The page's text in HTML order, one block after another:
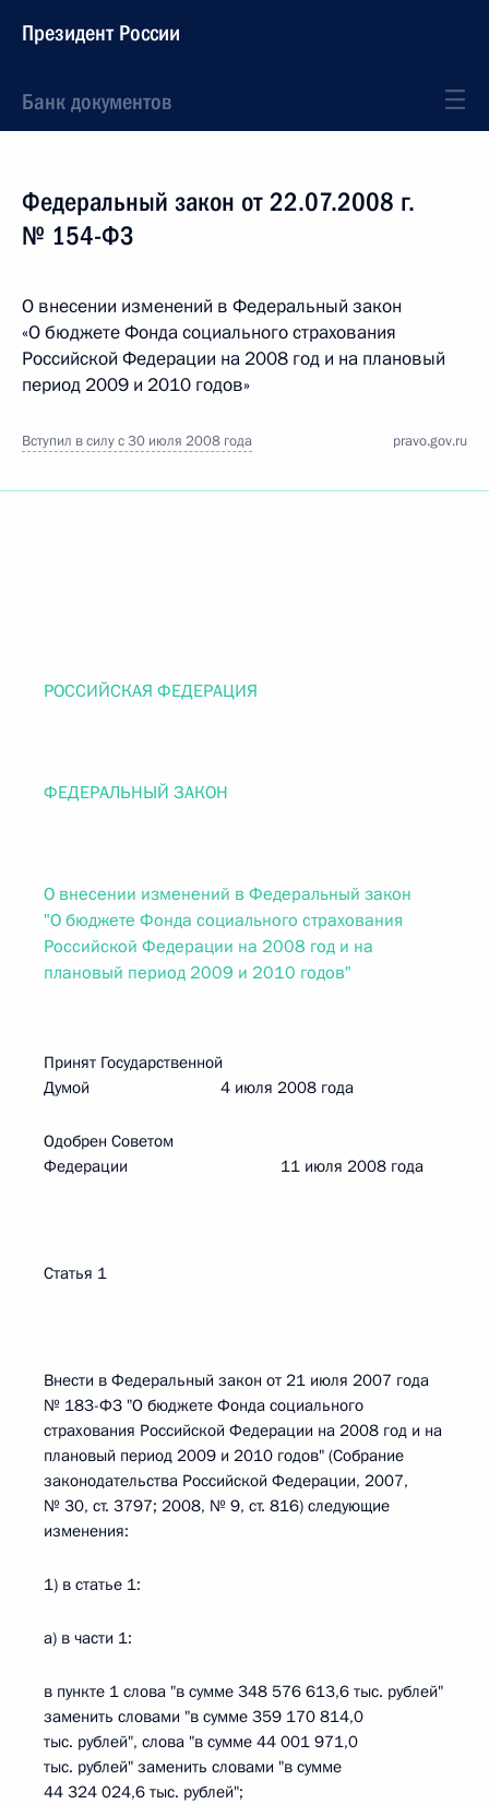
Президент России
Банк документов
Федеральный закон от 22.07.2008 г.
№ 154-ФЗ
О внесении изменений в Федеральный закон
«О бюджете Фонда социального страхования
Российской Федерации на 2008 год и на плановый
период 2009 и 2010 годов»
Вступил в силу с 30 июля 2008 года pravo.gov.ru
РОССИЙСКАЯ ФЕДЕРАЦИЯ
ФЕДЕРАЛЬНЫЙ ЗАКОН
О внесении изменений в Федеральный закон
"О бюджете Фонда социального страхования
Российской Федерации на 2008 год и на
плановый период 2009 и 2010 годов"
Принят Государственной
Думой 4 июля 2008 года
Одобрен Советом
Федерации 11 июля 2008 года
Статья 1
Внести в Федеральный закон от 21 июля 2007 года
№ 183-ФЗ "О бюджете Фонда социального
страхования Российской Федерации на 2008 год и на
плановый период 2009 и 2010 годов" (Собрание
законодательства Российской Федерации, 2007,
№ 30, ст. 3797; 2008, № 9, ст. 816) следующие
изменения:
1) в статье 1:
а) в части 1:
в пункте 1 слова "в сумме 348 576 613,6 тыс. рублей"
заменить словами "в сумме 359 170 814,0
тыс. рублей", слова "в сумме 44 001 971,0
тыс. рублей" заменить словами "в сумме
44 324 024,6 тыс. рублей";